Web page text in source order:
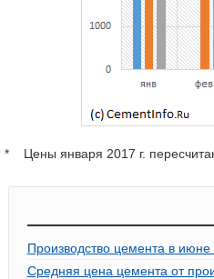
* Цены января 2017 г.
Производство цемента в июне
Средняя цена цемента от